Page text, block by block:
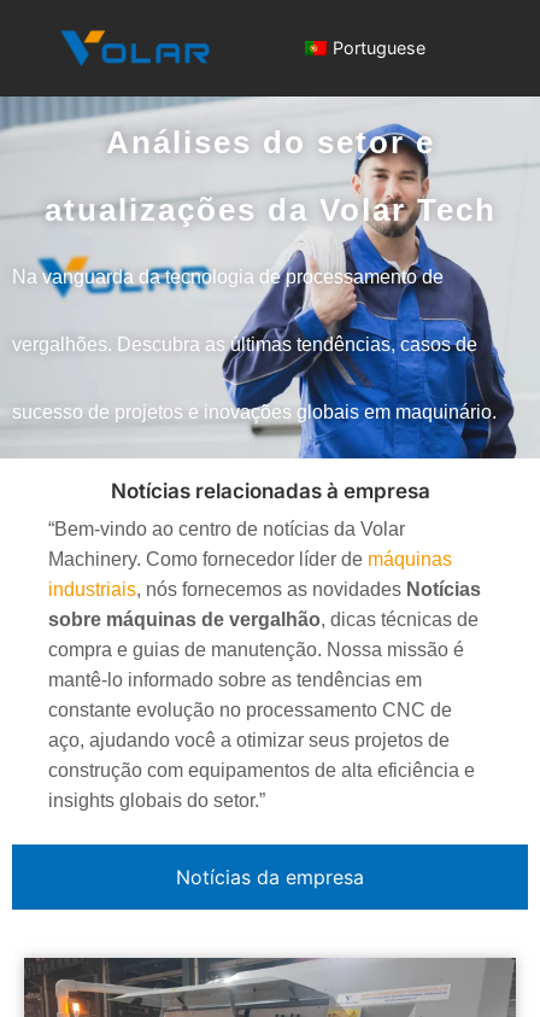
Portuguese
Análises do setor e
atualizações da Volar Tech
Na vanguarda da tecnologia de processamento de
vergalhões. Descubra as últimas tendências, casos de
sucesso de projetos e inovações globais em maquinário.
Notícias relacionadas à empresa
“Bem-vindo ao centro de notícias da Volar
Machinery. Como fornecedor líder de máquinas
industriais, nós fornecemos as novidades Notícias
sobre máquinas de vergalhão, dicas técnicas de
compra e guias de manutenção. Nossa missão é
mantê-lo informado sobre as tendências em
constante evolução no processamento CNC de
aço, ajudando você a otimizar seus projetos de
construção com equipamentos de alta eficiência e
insights globais do setor.”
Notícias da empresa